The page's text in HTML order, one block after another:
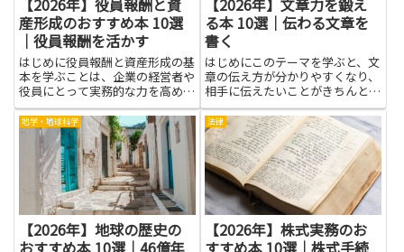
【2026年】役員報酬と資
産形成のおすすめ本 10選
｜役員報酬を活かす
はじめに役員報酬と資産形成の基
本を学ぶことは、企業の経営者や
役員にとって実務的な力を高める
近道になります。報酬の仕組みや
税制の扱いを理解すれば、収入の
受け取り方や配分の判断がしやす
くなり、手元資金の最適化や将来
の生活設計に直結します。資産
【2026年】文章力を鍛え
る本 10選｜伝わる文章を
書く
はじめにこのテーマを学ぶと、文
章の伝え方が分かりやすくなり、
相手に伝えたいことがきちんと伝
わる力が身につきます。語彙を選
ぶ練習、長い説明を短くまとめる
コツ、段落と文のつながりを整え
る考え方を身につければ、日常の
メモや課題、学校のレポート、
仕...
地学・地球科学
【2026年】地球の歴史の
おすすめ本 10選｜46億年
法律
【2026年】株式実務のお
すすめ本 10選｜株式手続